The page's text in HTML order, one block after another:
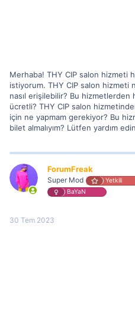
Merhaba! THY CIP salon hizmeti
istiyorum. THY CIP salon hizmeti
nasıl erişilebilir? Bu
ücretli? THY CIP salon
için ne yapmam gerekiyor? Bu
bilet almalıyım? Lütfen yardım
ForumFreak
Super Mod Yetkili
BaYaN
30 Tem 2023